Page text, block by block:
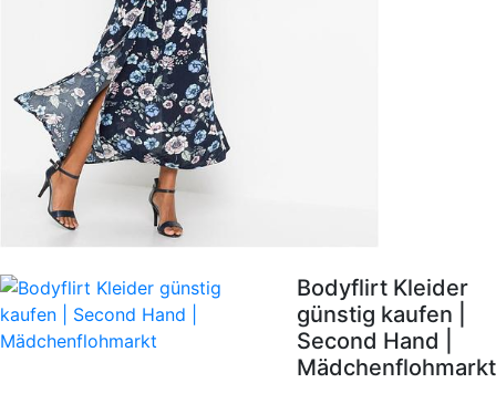
Bodyflirt Kleider
günstig kaufen |
Second Hand |
Mädchenflohmarkt